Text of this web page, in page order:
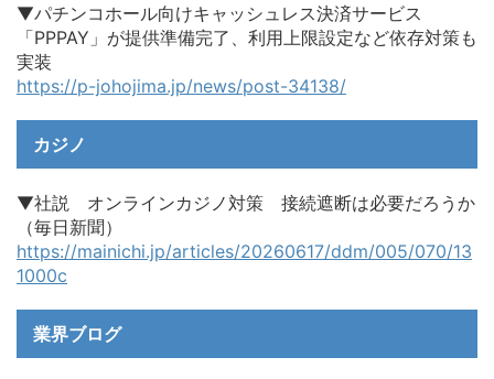
▼パチンコホール向けキャッシュレス決済サービス
「PPPAY」が提供準備完了、利用上限設定など依存対策も
実装
https://p-johojima.jp/news/post-34138/
カジノ
▼社説 オンラインカジノ対策 接続遮断は必要だろうか
（毎日新聞）
https://mainichi.jp/articles/20260617/ddm/005/070/13
1000c
業界ブログ